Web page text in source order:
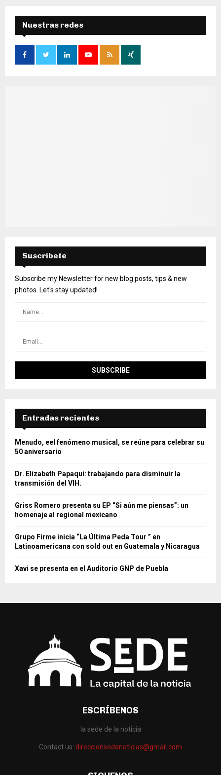
f
o
:
E
A
Nuestras redes
Suscribete
Subscribe my Newsletter for new blog posts, tips & new
photos. Let's stay updated!
Entradas recientes
Menudo, eel fenómeno musical, se reúne para celebrar su
50 aniversario
Dr. Elizabeth Papaqui: trabajando para disminuir la
transmisión del VIH.
Griss Romero presenta su EP “Si aún me piensas”: un
homenaje al regional mexicano
Grupo Firme inicia “La Última Peda Tour ” en
Latinoamericana con sold out en Guatemala y Nicaragua
Xavi se presenta en el Auditorio GNP de Puebla
ESCRÍBENOS
la sede de la noticia
Contact us: direccionsedenoticias@gmail.com